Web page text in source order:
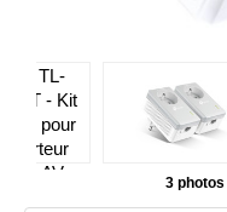
3 photos